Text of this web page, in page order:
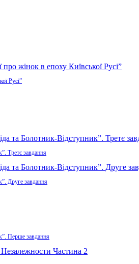
Русі”
Третє завдання
Друге завдання
Перше завдання